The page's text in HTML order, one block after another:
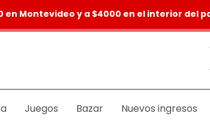
en Montevideo y a $4000 en el interior del
Juegos Bazar Nuevos ingresos